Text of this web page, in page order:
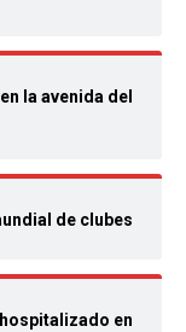
la avenida del
de clubes
en